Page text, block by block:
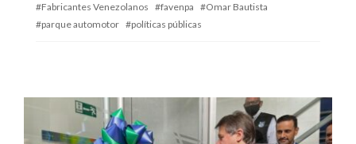
Fabricantes Venezolanos
favenpa
Omar Bautista
parque automotor
políticas públicas